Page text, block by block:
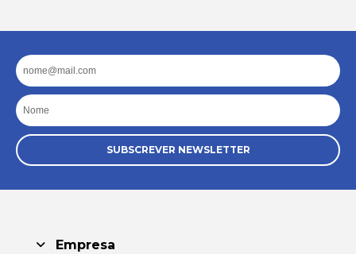
Email
Nome
SUBSCREVER NEWSLETTER
Empresa